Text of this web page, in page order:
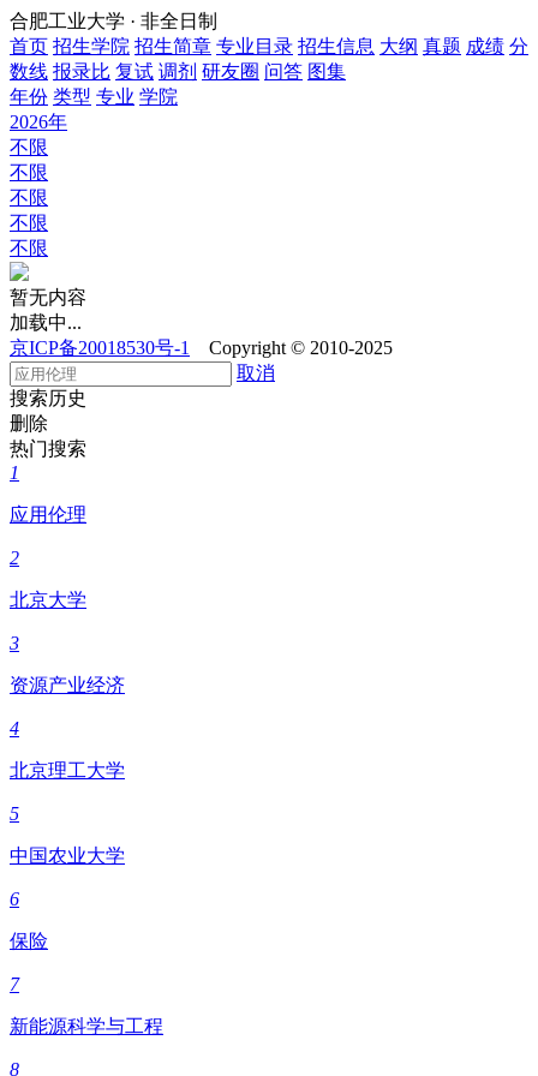
合肥工业大学 · 非全日制
首页 招生学院 招生简章 专业目录 招生信息 大纲 真题 成绩 分
数线 报录比 复试 调剂 研友圈 问答 图集
年份 类型 专业 学院
2026年
不限
不限
不限
不限
不限
暂无内容
加载中...
京ICP备20018530号-1
Copyright © 2010-2025
取消
搜索历史
删除
热门搜索
1
应用伦理
2
北京大学
3
资源产业经济
4
北京理工大学
5
中国农业大学
6
保险
7
新能源科学与工程
8